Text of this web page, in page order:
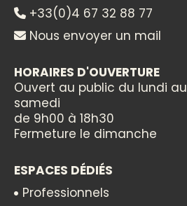
+33(0)4 67 32 88 77
Nous envoyer un mail
HORAIRES D'OUVERTURE
Ouvert au public du lundi au
samedi
de 9h00 à 18h30
Fermeture le dimanche
ESPACES DÉDIÉS
Professionnels